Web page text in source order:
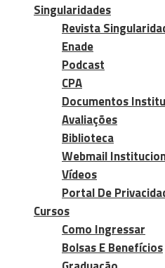
Singularidades
Revista
Enade
Podcast
CPA
Documentos
Avaliações
Biblioteca
Webmail
Vídeos
Portal De
Cursos
Como Ingressar
Bolsas E Benefícios